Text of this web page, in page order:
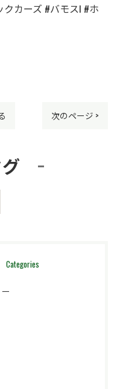
クカーズ #バモスl #ホ
次のページ >
Categories